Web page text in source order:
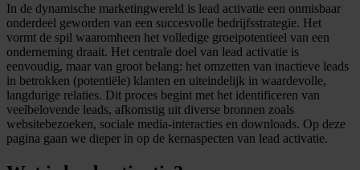
In de dynamische marketingwereld is lead activatie een onmisbaar
onderdeel geworden van een succesvolle bedrijfsstrategie. Het
vormt de spil waaromheen het volledige groeipotentieel van een
onderneming draait. Het centrale doel van lead activatie is
eenvoudig, maar van groot belang: het omzetten van inactieve leads
in betrokken (potentiële) klanten en uiteindelijk in waardevolle,
langdurige relaties. Dit proces begint met het identificeren van
veelbelovende leads, afkomstig uit diverse bronnen zoals
websitebezoeken, sociale media-interacties en downloads. Op deze
pagina gaan we dieper in op de kernaspecten van lead activatie.